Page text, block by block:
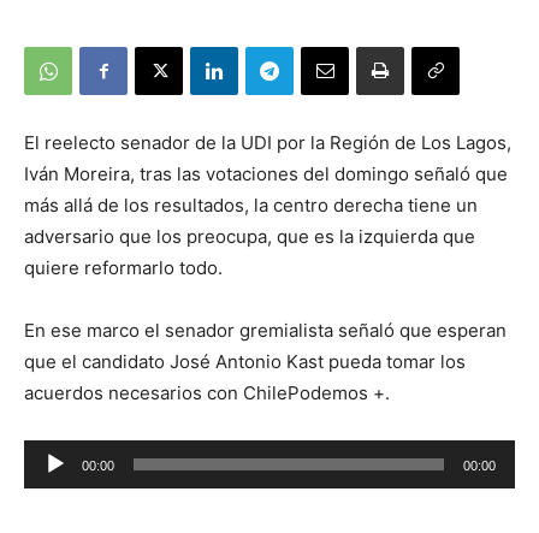
El reelecto senador de la UDI por la Región de Los Lagos,
Iván Moreira, tras las votaciones del domingo señaló que
más allá de los resultados, la centro derecha tiene un
adversario que los preocupa, que es la izquierda que
quiere reformarlo todo.
En ese marco el senador gremialista señaló que esperan
que el candidato José Antonio Kast pueda tomar los
acuerdos necesarios con ChilePodemos +.
Reproductor
de
00:00 00:00